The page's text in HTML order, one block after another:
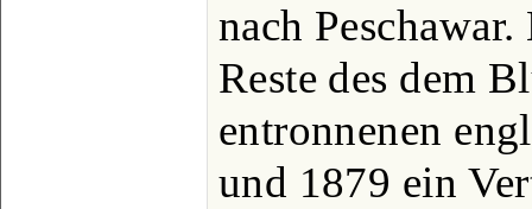
nach
Reste des dem
entronnenen
und 1879 ein